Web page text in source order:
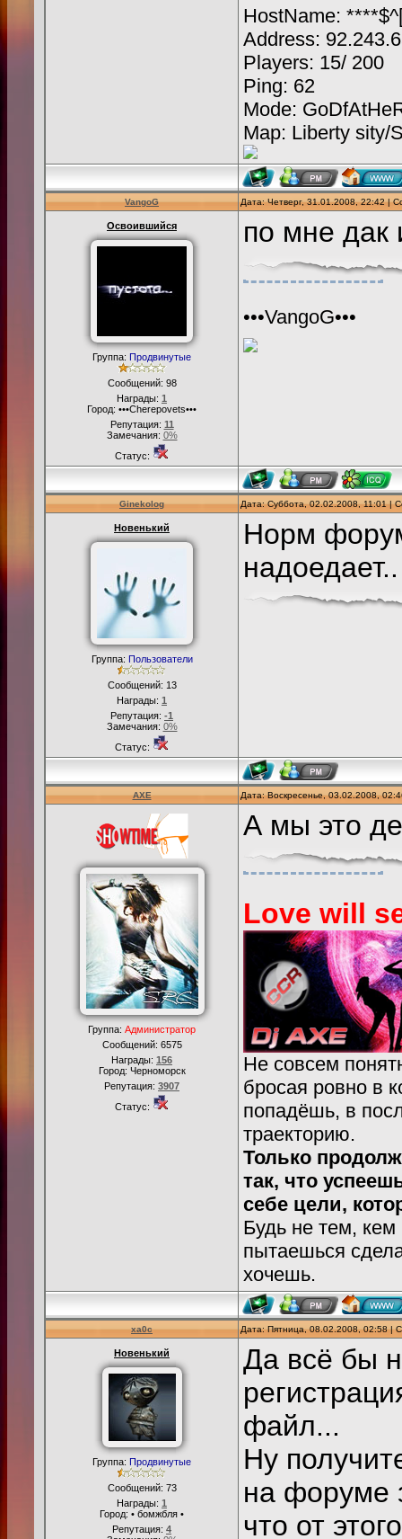
HostName:
Address:
Players: 15/ 200
Ping: 62
Mode:
Map: Liberty sity/
VangoG Дата: Четверг, 31.01.2008, 22:42 |
Освоившийся
Группа: Продвинутые
Сообщений: 98
Награды: 1
Город: •••Cherepovets•••
Репутация: 11
Замечания: 0%
Статус:
по мне дак
•••VangoG•••
Ginekolog Дата: Суббота, 02.02.2008, 11:01 |
Новенький
Группа: Пользователи
Сообщений: 13
Награды: 1
Репутация: -1
Замечания: 0%
Статус:
Норм
надоедает..
AXE Дата: Воскресенье, 03.02.2008,
Группа: Администратор
Сообщений: 6575
Награды: 156
Город: Черноморск
Репутация: 3907
Статус:
А мы это
Love will
Не совсем
бросая ровно в
попадёшь, в
траекторию.
Только
так, что
себе цели,
Будь не тем, кем
пытаешься
хочешь.
xa0c Дата: Пятница, 08.02.2008, 02:58 |
Новенький
Группа: Продвинутые
Сообщений: 73
Награды: 1
Город: • бомжбля •
Репутация: 4
Да всё бы
файл...
Ну
на форуме
что от